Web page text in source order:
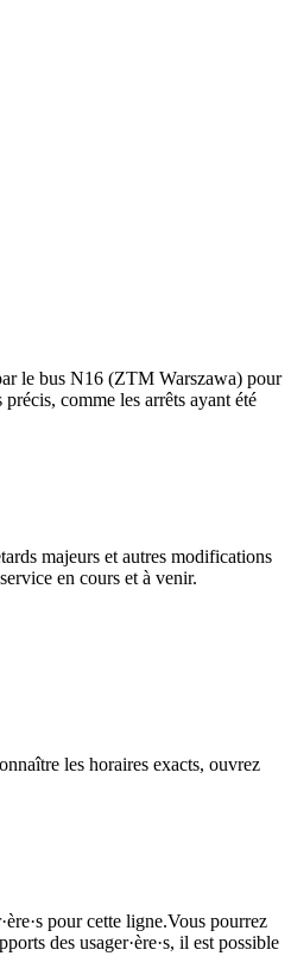
le bus N16 (ZTM Warszawa) pour
comme les arrêts ayant été
majeurs et autres modifications
en cours et à venir.
les horaires exacts, ouvrez
pour cette ligne.Vous pourrez
des usager·ère·s, il est possible